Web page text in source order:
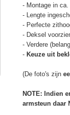
- Montage in ca.
- Lengte
- Perfecte
- Deksel
- Verdere
- Keuze uit
(De foto's zijn
NOTE: Indien
armsteun daar